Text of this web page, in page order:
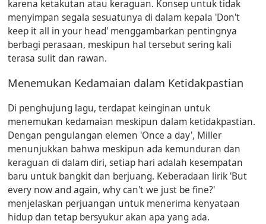
karena ketakutan atau keraguan. Konsep untuk tidak
menyimpan segala sesuatunya di dalam kepala 'Don't
keep it all in your head' menggambarkan pentingnya
berbagi perasaan, meskipun hal tersebut sering kali
terasa sulit dan rawan.
Menemukan Kedamaian dalam Ketidakpastian
Di penghujung lagu, terdapat keinginan untuk
menemukan kedamaian meskipun dalam ketidakpastian.
Dengan pengulangan elemen 'Once a day', Miller
menunjukkan bahwa meskipun ada kemunduran dan
keraguan di dalam diri, setiap hari adalah kesempatan
baru untuk bangkit dan berjuang. Keberadaan lirik 'But
every now and again, why can't we just be fine?'
menjelaskan perjuangan untuk menerima kenyataan
hidup dan tetap bersyukur akan apa yang ada.